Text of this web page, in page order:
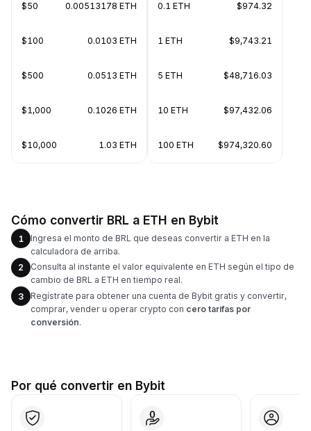
$50 0.00513178 ETH
$100 0.0103 ETH
$500 0.0513 ETH
$1,000 0.1026 ETH
$10,000 1.03 ETH
0.1 ETH $974.32
1 ETH $9,743.21
5 ETH $48,716.03
10 ETH $97,432.06
100 ETH $974,320.60
Cómo convertir BRL a ETH en Bybit
1
Ingresa el monto de BRL que deseas convertir a ETH en la
calculadora de arriba.
2
Consulta al instante el valor equivalente en ETH según el tipo de
cambio de BRL a ETH en tiempo real.
3
Regístrate para obtener una cuenta de Bybit gratis y convertir,
comprar, vender u operar crypto con cero tarifas por
conversión.
Por qué convertir en Bybit